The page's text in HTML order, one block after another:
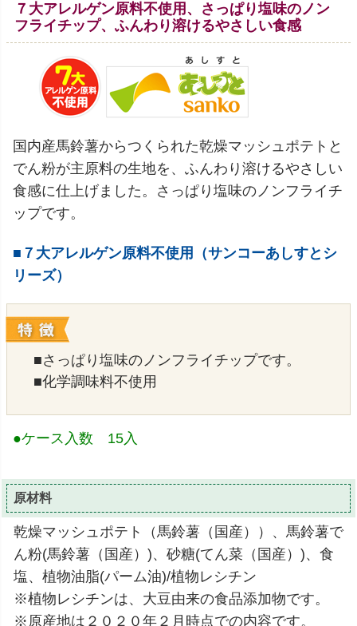
７大アレルゲン原料不使用、さっぱり塩味のノン
フライチップ、ふんわり溶けるやさしい食感
国内産馬鈴薯からつくられた乾燥マッシュポテトと
でん粉が主原料の生地を、ふんわり溶けるやさしい
食感に仕上げました。さっぱり塩味のノンフライチ
ップです。
■７大アレルゲン原料不使用（サンコーあしすとシ
リーズ）
■さっぱり塩味のノンフライチップです。
■化学調味料不使用
●ケース入数 15入
原材料
乾燥マッシュポテト（馬鈴薯（国産））、馬鈴薯で
ん粉(馬鈴薯（国産）)、砂糖(てん菜（国産）)、食
塩、植物油脂(パーム油)/植物レシチン
※植物レシチンは、大豆由来の食品添加物です。
※原産地は２０２０年２月時点での内容です。